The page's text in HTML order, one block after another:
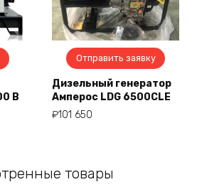
B
Отправить заявку
Дизельный генератор
Амперос LDG 6500CLE
₽101 650
товары